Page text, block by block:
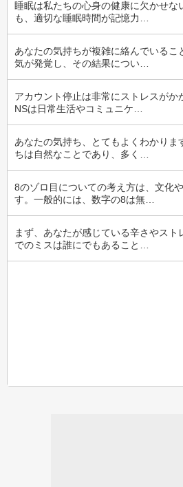
睡眠は私たちの心身の健康に欠かせな
も、適切な睡眠時間が記憶力…
あなたの気持ちが複雑に絡んでいるこ
気が発覚し、その結果につい…
アカウント停止は非常にストレスがか
NSは日常生活やコミュニケ…
あなたの気持ち、とてもよくわかりま
ちは自然なことであり、多く…
8のゾロ目についての考え方は、文化
す。一般的には、数字の8は無…
まず、あなたが感じている辛さやスト
でのミスは誰にでもあること…